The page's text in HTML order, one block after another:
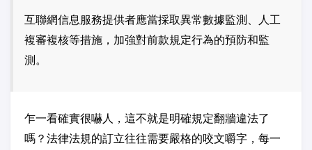
互聯網信息服務提供者應當採取異常數據監測、人工
複審複核等措施，加強對前款規定行為的預防和監
測。
乍一看確實很嚇人，這不就是明確規定翻牆違法了
嗎？法律法規的訂立往往需要嚴格的咬文嚼字，每一